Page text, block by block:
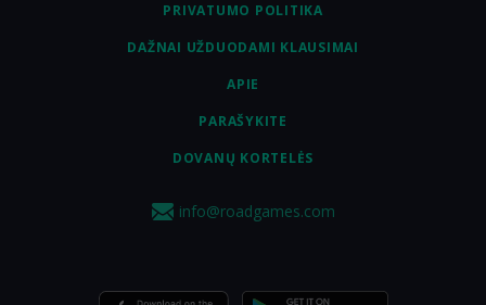
PRIVATUMO POLITIKA
DAŽNAI UŽDUODAMI KLAUSIMAI
APIE
PARAŠYKITE
DOVANŲ KORTELĖS
info@roadgames.com